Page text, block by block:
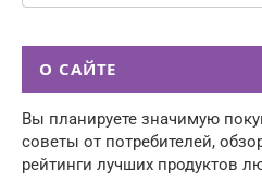
О САЙТЕ
Вы планируете значимую
советы от потребителей,
рейтинги лучших продуктов